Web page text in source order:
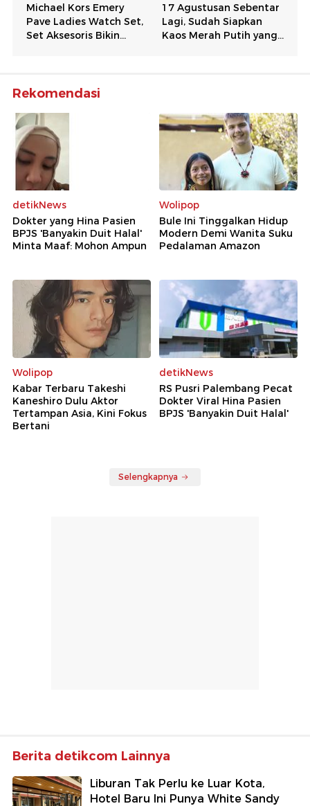
Rekomendasi
detikNews
Dokter yang Hina Pasien
BPJS 'Banyakin Duit Halal'
Minta Maaf: Mohon Ampun
Wolipop
Bule Ini Tinggalkan Hidup
Modern Demi Wanita Suku
Pedalaman Amazon
Wolipop
Kabar Terbaru Takeshi
Kaneshiro Dulu Aktor
Tertampan Asia, Kini Fokus
Bertani
detikNews
RS Pusri Palembang Pecat
Dokter Viral Hina Pasien
BPJS 'Banyakin Duit Halal'
Selengkapnya
Berita detikcom Lainnya
Liburan Tak Perlu ke Luar Kota,
Hotel Baru Ini Punya White Sandy